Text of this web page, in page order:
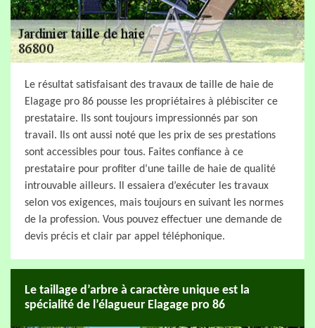
Le résultat satisfaisant des travaux de taille de haie de
Elagage pro 86 pousse les propriétaires à plébisciter ce
prestataire. Ils sont toujours impressionnés par son
travail. Ils ont aussi noté que les prix de ses prestations
sont accessibles pour tous. Faites confiance à ce
prestataire pour profiter d’une taille de haie de qualité
introuvable ailleurs. Il essaiera d’exécuter les travaux
selon vos exigences, mais toujours en suivant les normes
de la profession. Vous pouvez effectuer une demande de
devis précis et clair par appel téléphonique.
Le taillage d’arbre à caractère unique est la
spécialité de l’élagueur Elagage pro 86